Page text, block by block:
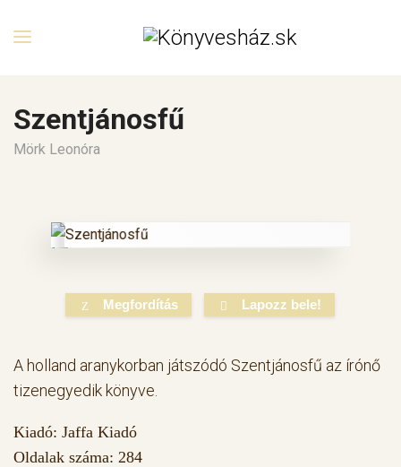
Szentjánosfű
Mörk Leonóra
Megfordítás Lapozz bele!
A holland aranykorban játszódó Szentjánosfű az írónő
tizenegyedik könyve.
Kiadó: Jaffa Kiadó
Oldalak száma: 284